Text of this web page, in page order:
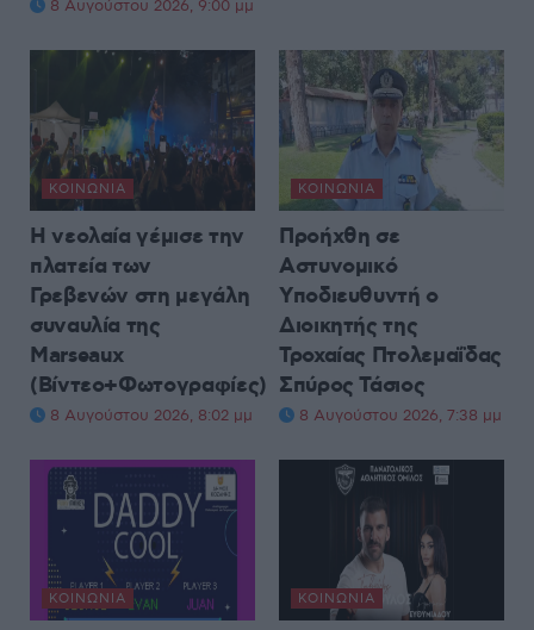
8 Αυγούστου 2026, 9:00 μμ
ΚΟΙΝΩΝΊΑ
Η νεολαία γέμισε την
πλατεία των
Γρεβενών στη μεγάλη
συναυλία της
Marseaux
(Βίντεο+Φωτογραφίες)
8 Αυγούστου 2026, 8:02 μμ
ΚΟΙΝΩΝΊΑ
Προήχθη σε
Αστυνομικό
Υποδιευθυντή ο
Διοικητής της
Τροχαίας Πτολεμαΐδας
Σπύρος Τάσιος
8 Αυγούστου 2026, 7:38 μμ
ΚΟΙΝΩΝΊΑ ΚΟΙΝΩΝΊΑ